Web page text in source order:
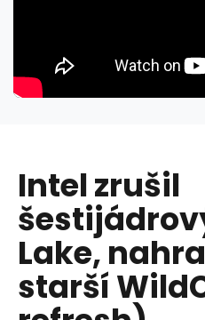
Intel zrušil
Lake,
starší